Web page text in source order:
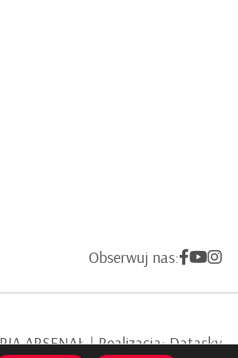
Obserwuj nas:
ARSENAŁ | Realizacja:Datasky